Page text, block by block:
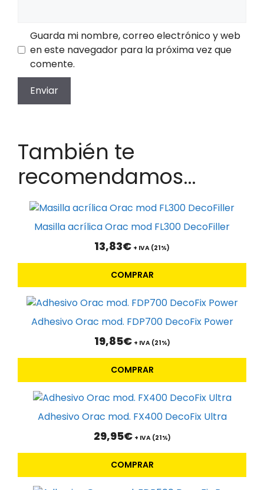
Guarda mi nombre, correo electrónico y web
en este navegador para la próxima vez que
comente.
También te
recomendamos…
Masilla acrílica Orac mod FL300 DecoFiller
13,83€ + IVA (21%)
COMPRAR
Adhesivo Orac mod. FDP700 DecoFix Power
19,85€ + IVA (21%)
COMPRAR
Adhesivo Orac mod. FX400 DecoFix Ultra
29,95€ + IVA (21%)
COMPRAR